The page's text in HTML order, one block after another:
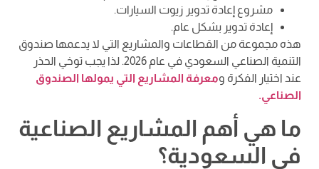
مشروع إعادة تدوير زيوت السيارات.
إعادة تدوير بشكل عام.
هذه مجموعة من القطاعات والمشاريع التي لا يدعمها صندوق
التنمية الصناعي السعودي في عام 2026. لذا يجب توخي الحذر
عند اختيار الفكرة ومعرفة المشاريع التي يمولها الصندوق
الصناعي.
ما هي أهم المشاريع الصناعية
في السعودية؟